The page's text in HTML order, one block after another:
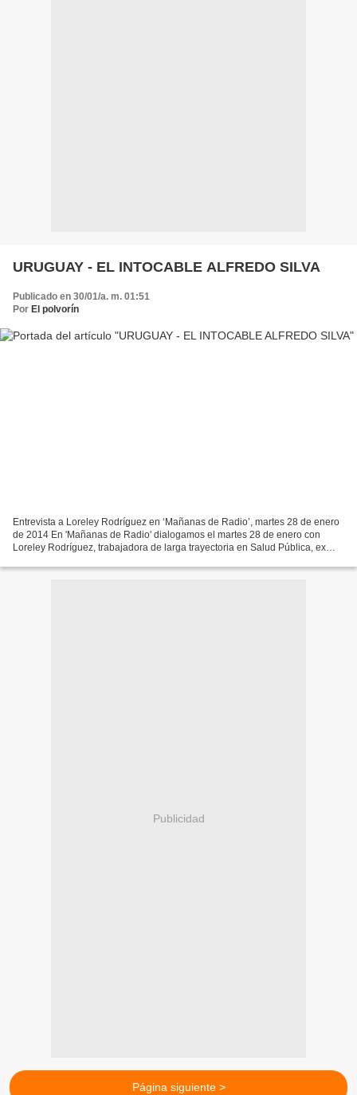
URUGUAY - EL INTOCABLE ALFREDO SILVA
Publicado en 30/01/a. m. 01:51
Por El polvorín
Entrevista a Loreley Rodríguez en ‘Mañanas de Radio’, martes 28 de enero
de 2014 En 'Mañanas de Radio' dialogamos el martes 28 de enero con
Loreley Rodríguez, trabajadora de larga trayectoria en Salud Pública, ex
Publicidad
Página siguiente >